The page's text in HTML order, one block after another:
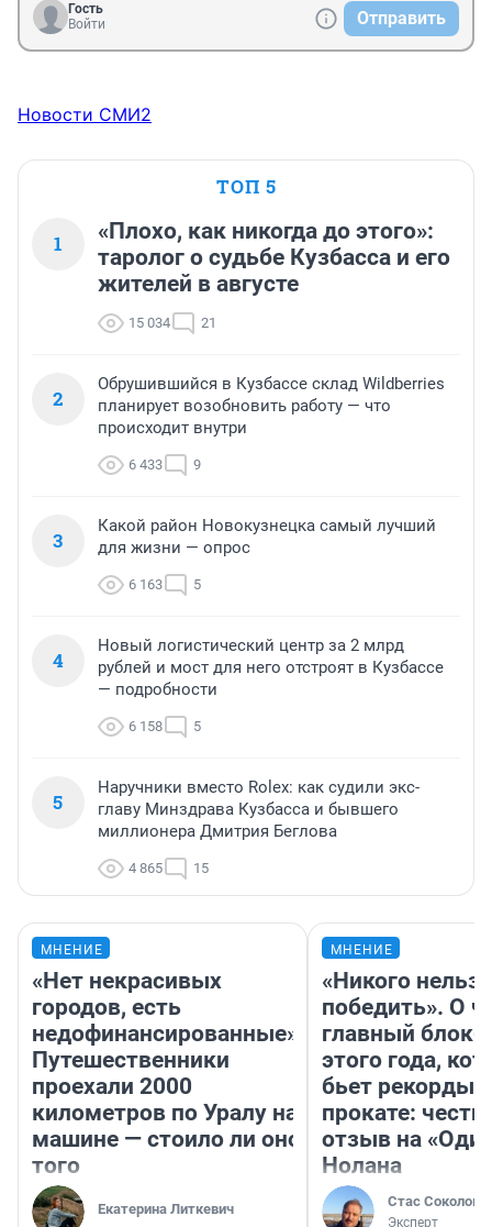
Гость
Войти
Отправить
Новости СМИ2
ТОП 5
1
«Плохо, как никогда до этого»:
таролог о судьбе Кузбасса и его
жителей в августе
15 034 21
2
Обрушившийся в Кузбассе склад Wildberries
планирует возобновить работу — что
происходит внутри
6 433 9
3
Какой район Новокузнецка самый лучший
для жизни — опрос
6 163 5
4
Новый логистический центр за 2 млрд
рублей и мост для него отстроят в Кузбассе
— подробности
6 158 5
5
Наручники вместо Rolex: как судили экс-
главу Минздрава Кузбасса и бывшего
миллионера Дмитрия Беглова
4 865 15
МНЕНИЕ
«Нет некрасивых
городов, есть
недофинансированные».
Путешественники
проехали 2000
километров по Уралу на
машине — стоило ли оно
того
Екатерина Литкевич
МНЕНИЕ
«Никого нельзя
победить». О
главный
этого года,
бьет рекорды в
прокате:
отзыв на
Нолана
Стас Соколов
Эксперт